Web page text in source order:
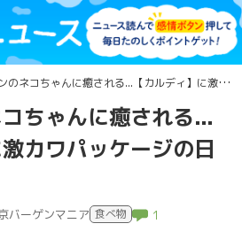
ちゃんに癒される...【カルディ】に激カワパッケージの日本酒見つけた！
ちゃんに癒される...
激カワパッケージの日
バーゲンマニア 食べ物 1